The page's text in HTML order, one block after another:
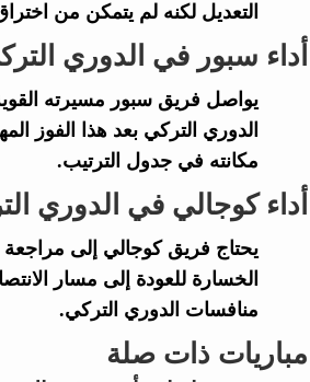
التعديل لكنه لم يتمكن من
أداء سبور في الدوري
يواصل فريقسبور مسيرته
الدوري التركي بعد هذا الفوز
مكانته في جدول الترتيب.
أداء كوجالي في الدوري
يحتاج فريقكوجالي إلى مراجعة
الخسارة للعودة إلى مسار
منافسات الدوري التركي.
مباريات ذات صلة